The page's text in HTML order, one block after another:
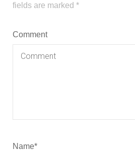
fields are marked *
Comment
Name*